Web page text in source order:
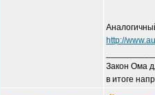
http://
Закон Ома
в итоге